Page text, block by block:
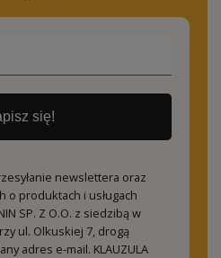
się!
newslettera oraz
o produktach i usługach
SP. Z O.O. z siedzibą w
ul. Olkuskiej 7, drogą
adres e-mail. KLAUZULA